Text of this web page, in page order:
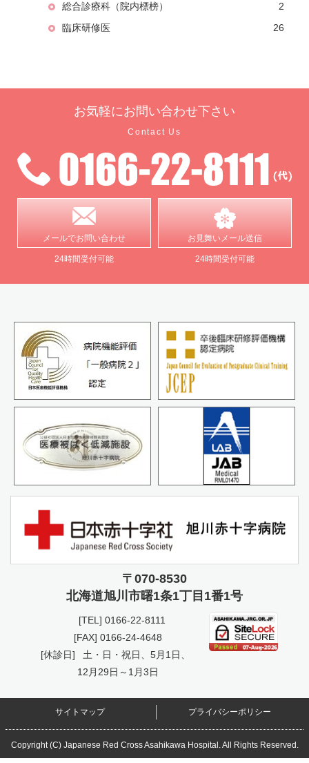
総合診療科（院内標榜）
2
臨床研修医
26
お気軽にお問い合わせ下さい
Contact Us
メールでお問い合わせ
24時間受付可能
お見舞いメール送信
24時間受付可能
〒070-8530
北海道旭川市曙1条1丁目1番1号
[TEL] 0166-22-8111
[FAX] 0166-24-4648
[休診日]
土・日・祝日、5月1日、
12月29日～1月3日
サイトマップ プライバシーポリシー
Copyright (C) Japanese Red Cross Asahikawa Hospital. All Rights Reserved.